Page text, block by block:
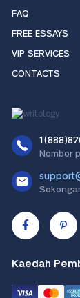
FAQ
FREE ESSAYS
VIP SERVICES
CONTACTS
Nombor
Kaedah